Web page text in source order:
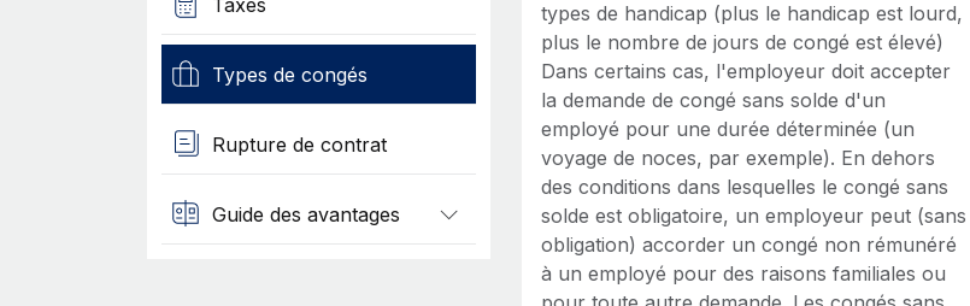
Taxes
Types de congés
Rupture de contrat
Guide des avantages
types de handicap (plus le handicap est lourd,
plus le nombre de jours de congé est élevé)
Dans certains cas, l'employeur doit accepter
la demande de congé sans solde d'un
employé pour une durée déterminée (un
voyage de noces, par exemple). En dehors
des conditions dans lesquelles le congé sans
solde est obligatoire, un employeur peut (sans
obligation) accorder un congé non rémunéré
à un employé pour des raisons familiales ou